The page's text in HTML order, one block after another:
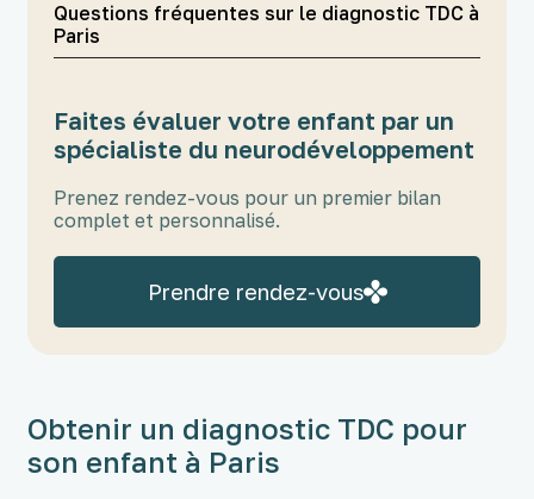
Questions fréquentes sur le diagnostic TDC à
Paris
Faites évaluer votre enfant par un
spécialiste du neurodéveloppement
Prenez rendez-vous pour un premier bilan
complet et personnalisé.
Prendre rendez-vous
Obtenir un diagnostic TDC pour
son enfant à Paris